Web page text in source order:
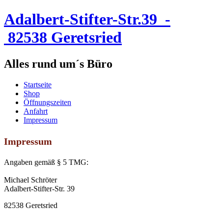
Adalbert-Stifter-Str.39 -
82538 Geretsried
Alles rund um´s Büro
Startseite
Shop
Öffnungszeiten
Anfahrt
Impressum
Impressum
Angaben gemäß § 5 TMG:
Michael Schröter
Adalbert-Stifter-Str. 39
82538 Geretsried